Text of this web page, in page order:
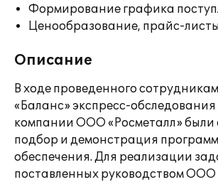
Формирование графика
Ценообразование, прайс-листы
Описание
В ходе проведенного
«Баланс» экспресс-обследования
компании ООО «Росметалл» были
подбор и демонстрация
обеспечения. Для реализации
поставленных руководством ООО